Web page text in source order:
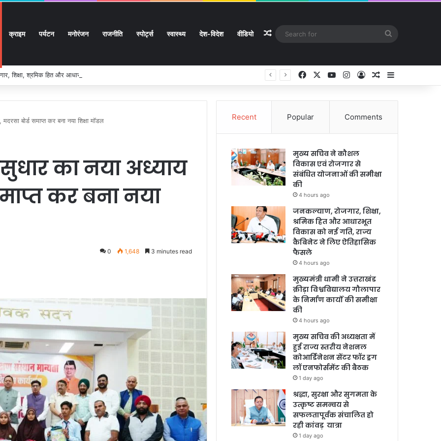
क्राइम पर्यटन मनोरंजन राजनीति स्पोर्ट्स स्वास्थ्य देश-विदेश वीडियो Random Article
शिक्षा, श्रमिक हित और आधारभूत विकास को नई गति, राज्य कैबिनेट ने लिए ऐतिहासिक फैसले Facebook YouTubeInstagram
Log InRandom Article
बोर्ड समाप्त कर बना नया शिक्षा मॉडल
सुधार का नया अध्याय
कर बना नया
0 1,648 3 minutes read
Recent Popular Comments
मुख्य सचिव ने कौशल
विकास एवं रोजगार से
संबंधित योजनाओं की समीक्षा
की
4 hours ago
जनकल्याण, रोजगार, शिक्षा,
श्रमिक हित और आधारभूत
विकास को नई गति, राज्य
कैबिनेट ने लिए ऐतिहासिक
फैसले
4 hours ago
मुख्यमंत्री धामी ने उत्तराखंड
क्रीड़ा विश्वविद्यालय गौलापार
के निर्माण कार्यों की समीक्षा
की
4 hours ago
मुख्य सचिव की अध्यक्षता में
हुई राज्य स्तरीय नेशनल
कोआर्डिनेशन सेंटर फॉर ड्रग
लॉ एनफोर्समेंट की बैठक
1 day ago
श्रद्धा, सुरक्षा और सुगमता के
उत्कृष्ट समन्वय से
सफलतापूर्वक संचालित हो
रही कांवड़ यात्रा
1 day ago